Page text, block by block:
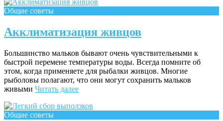
Общие советы
Акклиматизация живцов
Большинство мальков бывают очень чувствительными к
быстрой перемене температуры воды. Всегда помните об
этом, когда применяете для рыбалки живцов. Многие
рыболовы полагают, что они могут сохра­нить мальков
живыми Читать далее
Общие советы